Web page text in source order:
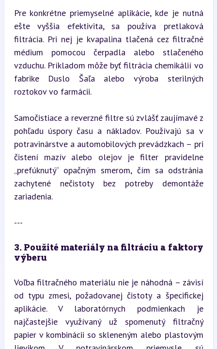
Pre konkrétne priemyselné aplikácie, kde je nutná
ešte vyššia efektivita, sa používa pretlaková
filtrácia. Pri nej je kvapalina tlačená cez filtračné
médium pomocou čerpadla alebo stlačeného
vzduchu. Príkladom môže byť filtrácia chemikálií vo
fabrike Duslo Šaľa alebo výroba sterilných
roztokov vo farmácii.
Samočistiace a reverzné filtre sú zvlášť zaujímavé z
pohľadu úspory času a nákladov. Používajú sa v
potravinárstve a automobilových prevádzkach – pri
čistení mazív alebo olejov je filter pravidelne
„prefúknutý“ opačným smerom, čím sa odstránia
zachytené nečistoty bez potreby demontáže
zariadenia.
---
3. Použité materiály na filtráciu a faktory
výberu
Voľba filtračného materiálu nie je náhodná – závisí
od typu zmesi, požadovanej čistoty a špecifickej
aplikácie. V laboratórnych podmienkach je
najčastejšie využívaný už spomenutý filtračný
papier v kombinácii so skleneným alebo plastovým